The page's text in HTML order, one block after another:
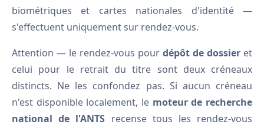
biométriques et cartes nationales d'identité —
s'effectuent uniquement sur rendez-vous.
Attention — le rendez-vous pour dépôt de dossier et
celui pour le retrait du titre sont deux créneaux
distincts. Ne les confondez pas. Si aucun créneau
n'est disponible localement, le moteur de recherche
national de l'ANTS recense tous les rendez-vous